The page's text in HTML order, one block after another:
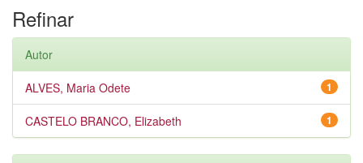
Refinar
Autor
1
ALVES, Maria Odete
1
CASTELO BRANCO, Elizabeth